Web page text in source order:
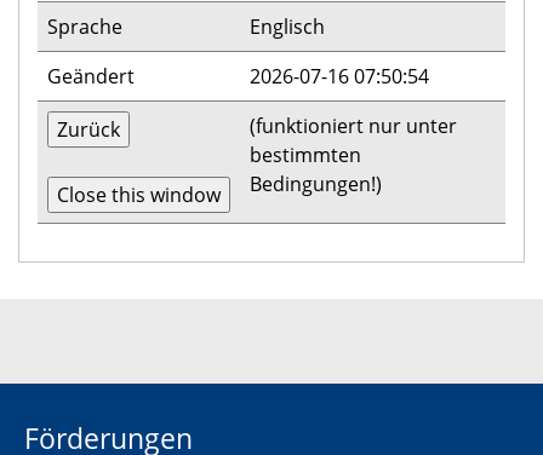
Sprache
Englisch
Geändert
2026-07-16 07:50:54
(funktioniert nur unter
bestimmten
Bedingungen!)
Förderungen